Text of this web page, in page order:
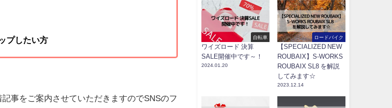
プしたい方
事をご案内させていただきますのでSNSのフ
自転車
ワイズロード 決算
SALE開催中です～！
2024.01.20
ロードバイク
【SPECIALIZED NEW
ROUBAIX】S-WORKS
ROUBAIX SL8 を解説
してみます☆
2023.12.14